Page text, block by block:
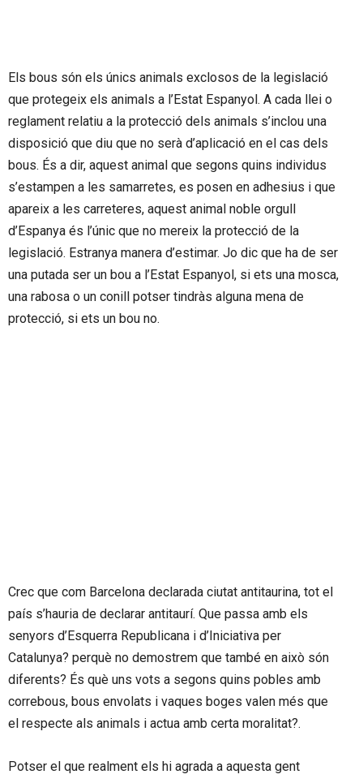
Els bous són els únics animals exclosos de la legislació
que protegeix els animals a l’Estat Espanyol. A cada llei o
reglament relatiu a la protecció dels animals s’inclou una
disposició que diu que no serà d’aplicació en el cas dels
bous. És a dir, aquest animal que segons quins individus
s’estampen a les samarretes, es posen en adhesius i que
apareix a les carreteres, aquest animal noble orgull
d’Espanya és l’únic que no mereix la protecció de la
legislació. Estranya manera d’estimar. Jo dic que ha de ser
una putada ser un bou a l’Estat Espanyol, si ets una mosca,
una rabosa o un conill potser tindràs alguna mena de
protecció, si ets un bou no.
Crec que com Barcelona declarada ciutat antitaurina, tot el
país s’hauria de declarar antitaurí. Que passa amb els
senyors d’Esquerra Republicana i d’Iniciativa per
Catalunya? perquè no demostrem que també en això són
diferents? És què uns vots a segons quins pobles amb
correbous, bous envolats i vaques boges valen més que
el respecte als animals i actua amb certa moralitat?.
Potser el que realment els hi agrada a aquesta gent